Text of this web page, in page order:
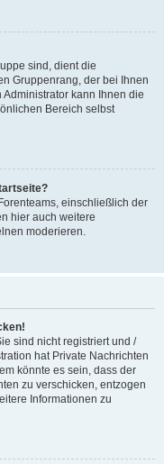
sind, dient die
Gruppenrang, der bei Ihnen
kann Ihnen die
Bereich selbst
einschließlich der
hier auch weitere
moderieren.
sind nicht registriert und /
hat Private Nachrichten
könnte es sein, dass der
zu verschicken, entzogen
Informationen zu